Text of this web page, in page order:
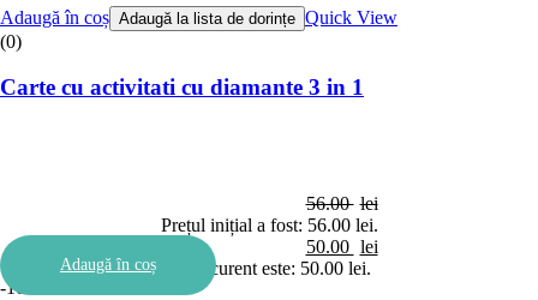
Adaugă în coș Adaugă la lista de dorințe Quick View
(0)
Carte cu activitati cu diamante 3 in 1
56.00 lei
Prețul inițial a fost: 56.00 lei.
50.00 lei
Prețul curent este: 50.00 lei.
Adaugă în coș
-10%